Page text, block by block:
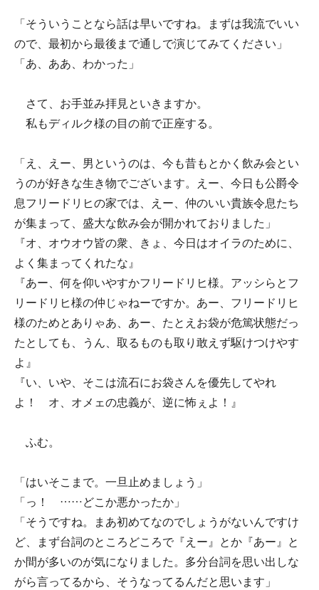
「そういうことなら話は早いですね。まずは我流でいい
ので、最初から最後まで通しで演じてみてください」
「あ、ああ、わかった」
さて、お手並み拝見といきますか。
私もディルク様の目の前で正座する。
「え、えー、男というのは、今も昔もとかく飲み会とい
うのが好きな生き物でございます。えー、今日も公爵令
息フリードリヒの家では、えー、仲のいい貴族令息たち
が集まって、盛大な飲み会が開かれておりました」
『オ、オウオウ皆の衆、きょ、今日はオイラのために、
よく集まってくれたな』
『あー、何を仰いやすかフリードリヒ様。アッシらとフ
リードリヒ様の仲じゃねーですか。あー、フリードリヒ
様のためとありゃあ、あー、たとえお袋が危篤状態だっ
たとしても、うん、取るものも取り敢えず駆けつけやす
よ』
『い、いや、そこは流石にお袋さんを優先してやれ
よ！ オ、オメェの忠義が、逆に怖ぇよ！』
ふむ。
「はいそこまで。一旦止めましょう」
「っ！ ……どこか悪かったか」
「そうですね。まあ初めてなのでしょうがないんですけ
ど、まず台詞のところどころで『えー』とか『あー』と
か間が多いのが気になりました。多分台詞を思い出しな
がら言ってるから、そうなってるんだと思います」